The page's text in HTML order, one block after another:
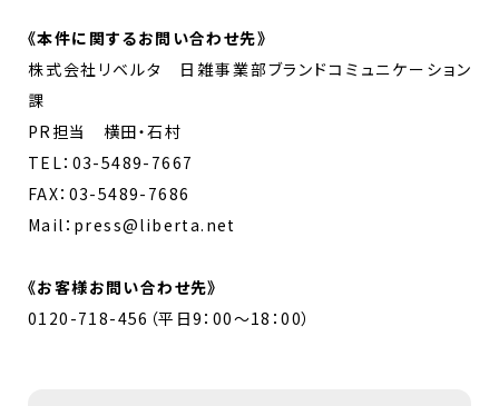
《本件に関するお問い合わせ先》
株式会社リベルタ 日雑事業部ブランドコミュニケーション
課
PR担当 横田・石村
TEL：03-5489-7667
FAX：03-5489-7686
Mail：press@liberta.net
《お客様お問い合わせ先》
0120-718-456（平日9：00～18：00）